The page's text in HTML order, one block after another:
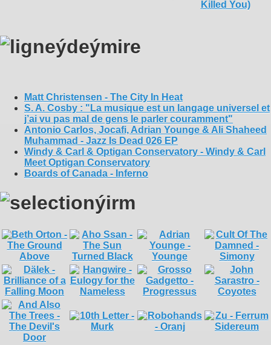
Matt Christensen - The City In Heat
S. A. Cosby : "La musique est un langage universel et
j’ai vu pas mal de gens le parler couramment"
Antonio Carlos, Jocafi, Adrian Younge & Ali Shaheed
Muhammad - Jazz Is Dead 026 EP
Windy & Carl & Optigan Conservatory - Windy & Carl
Meet Optigan Conservatory
Boards of Canada - Inferno